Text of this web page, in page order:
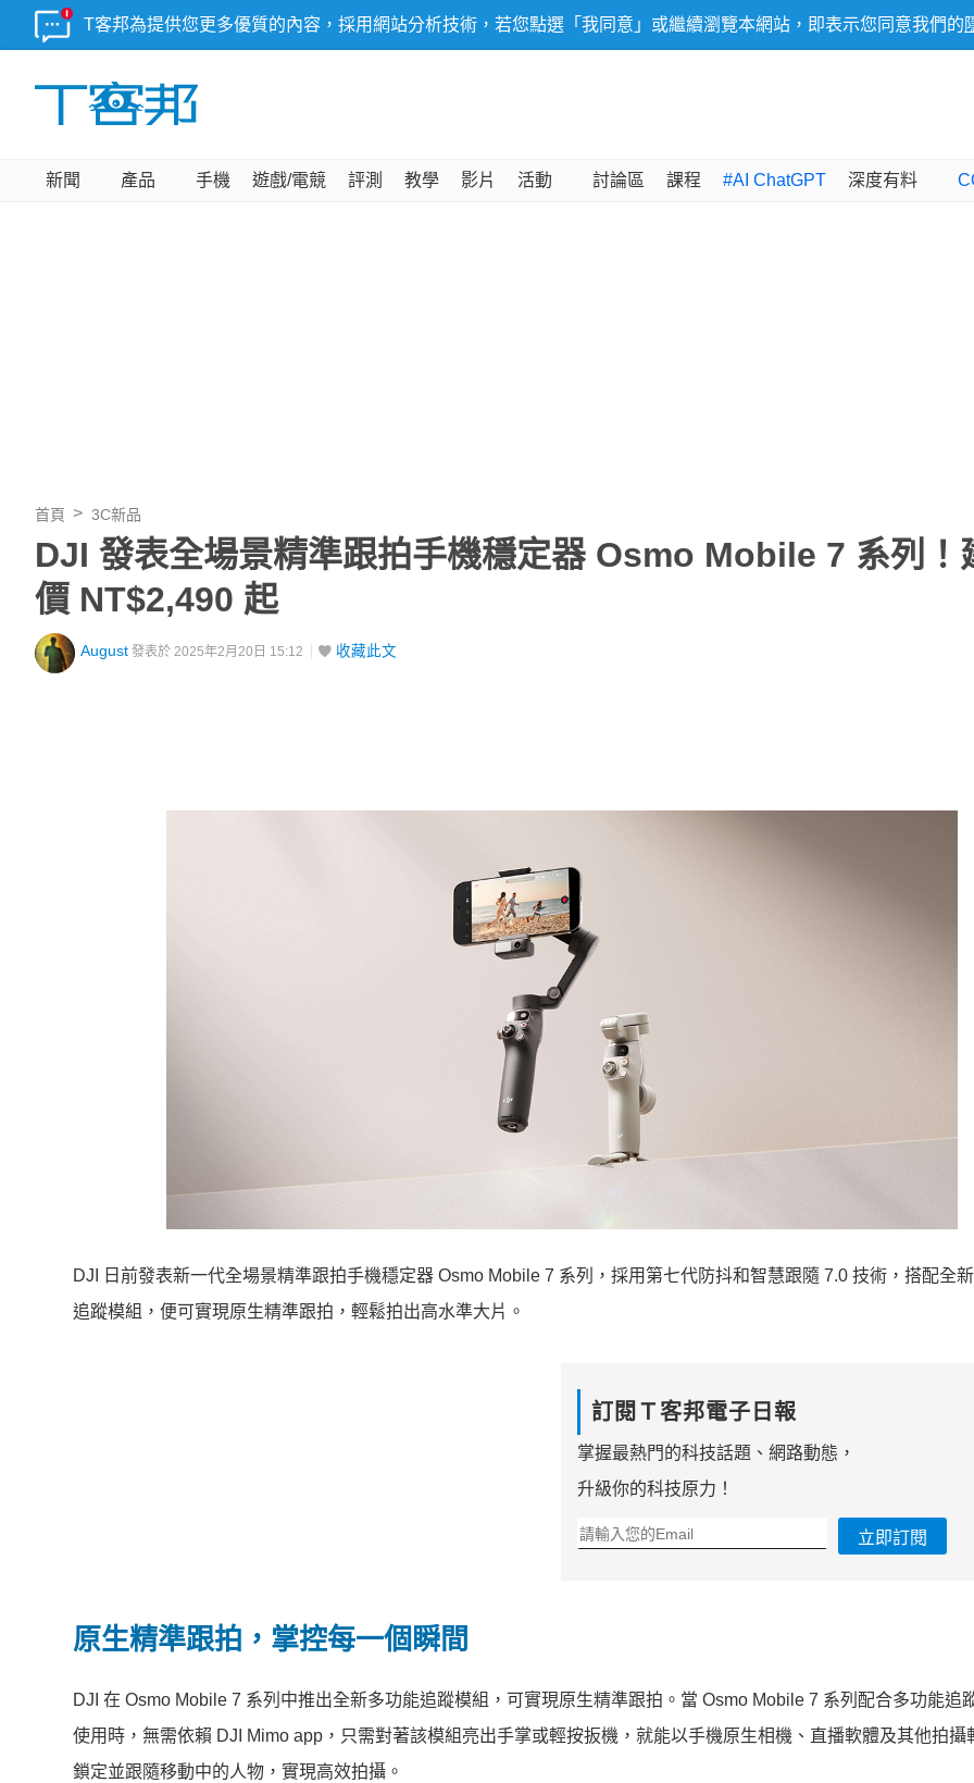
T客邦為提供您更多優質的內容，採用網站分析技術，若您點選「我同意」或繼續瀏覽本網站，即表示您同意我們的
新聞 產品 手機 遊戲/電競 評測 教學 影片 活動 討論區 課程 #AI ChatGPT 深度有料
首頁 3C新品
DJI 發表全場景精準跟拍手機穩定器 Osmo Mobile 7 系列！
價 NT$2,490 起
August 發表於 2025年2月20日 15:12 收藏此文
DJI 日前發表新一代全場景精準跟拍手機穩定器 Osmo Mobile 7 系列，採用第七代防抖和智慧跟隨 7.0 技術，搭配全
追蹤模組，便可實現原生精準跟拍，輕鬆拍出高水準大片。
訂閱Ｔ客邦電子日報
掌握最熱門的科技話題、網路動態，
升級你的科技原力！
立即訂閱
原生精準跟拍，掌控每一個瞬間
DJI 在 Osmo Mobile 7 系列中推出全新多功能追蹤模組，可實現原生精準跟拍。當 Osmo Mobile 7 系列配合多功能追
使用時，無需依賴 DJI Mimo app，只需對著該模組亮出手掌或輕按扳機，就能以手機原生相機、直播軟體及其他拍攝
鎖定並跟隨移動中的人物，實現高效拍攝。